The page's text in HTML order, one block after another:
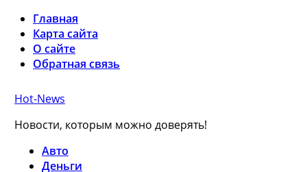
Главная
Карта сайта
О сайте
Обратная связь
Hot-News
Новости, которым можно доверять!
Авто
Деньги